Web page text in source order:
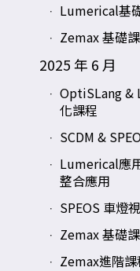
Lumerical基
Zemax 基礎
2025 年 6 月
OptiSLang &
化課程
SCDM &
Lumerical應
整合應用
SPEOS 車燈
Zemax 基礎
Zemax進階課